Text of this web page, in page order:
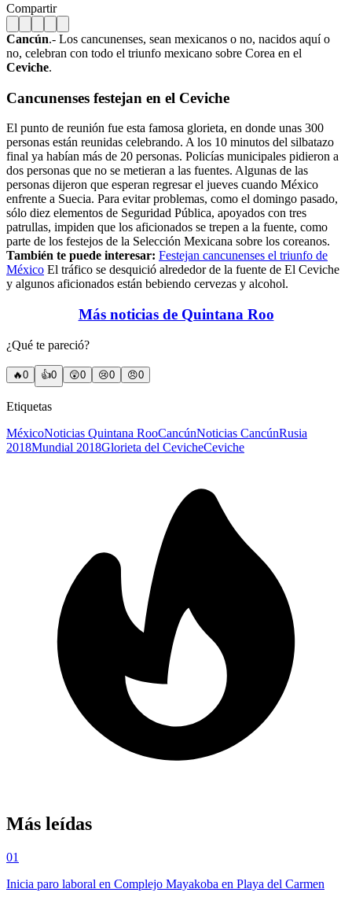
Compartir
Cancún.- Los cancunenses, sean mexicanos o no, nacidos aquí o
no, celebran con todo el triunfo mexicano sobre Corea en el
Ceviche.
Cancunenses festejan en el Ceviche
El punto de reunión fue esta famosa glorieta, en donde unas 300
personas están reunidas celebrando. A los 10 minutos del silbatazo
final ya habían más de 20 personas. Policías municipales pidieron a
dos personas que no se metieran a las fuentes. Algunas de las
personas dijeron que esperan regresar el jueves cuando México
enfrente a Suecia. Para evitar problemas, como el domingo pasado,
sólo diez elementos de Seguridad Pública, apoyados con tres
patrullas, impiden que los aficionados se trepen a la fuente, como
parte de los festejos de la Selección Mexicana sobre los coreanos.
También te puede interesar: Festejan cancunenses el triunfo de
México El tráfico se desquició alrededor de la fuente de El Ceviche
y algunos aficionados están bebiendo cervezas y alcohol.
Más noticias de Quintana Roo
¿Qué te pareció?
🔥0 👍0 😲0 😢0 😠0
Etiquetas
MéxicoNoticias Quintana RooCancúnNoticias CancúnRusia
2018Mundial 2018Glorieta del CevicheCeviche
Más leídas
01
Inicia paro laboral en Complejo Mayakoba en Playa del Carmen